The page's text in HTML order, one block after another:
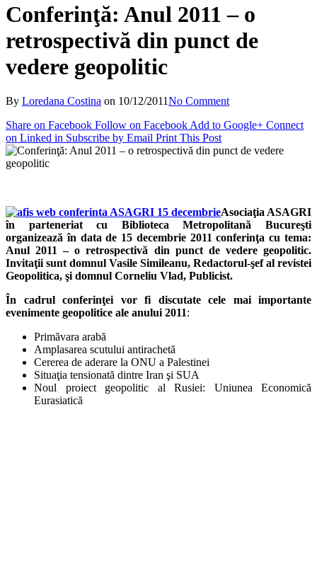
Conferinţă: Anul 2011 – o
retrospectivă din punct de
vedere geopolitic
By Loredana Costina on 10/12/2011No Comment
Share on Facebook Follow on Facebook Add to Google+ Connect
on Linked in Subscribe by Email Print This Post
Asociaţia ASAGRI
în parteneriat cu Biblioteca Metropolitană Bucureşti
organizează în data de 15 decembrie 2011 conferinţa cu tema:
Anul 2011 – o retrospectivă din punct de vedere geopolitic.
Invitaţii sunt domnul Vasile Simileanu, Redactorul-şef al revistei
Geopolitica, şi domnul Corneliu Vlad, Publicist.
În cadrul conferinţei vor fi discutate cele mai importante
evenimente geopolitice ale anului 2011:
Primăvara arabă
Amplasarea scutului antirachetă
Cererea de aderare la ONU a Palestinei
Situaţia tensionată dintre Iran şi SUA
Noul proiect geopolitic al Rusiei: Uniunea Economică
Eurasiatică